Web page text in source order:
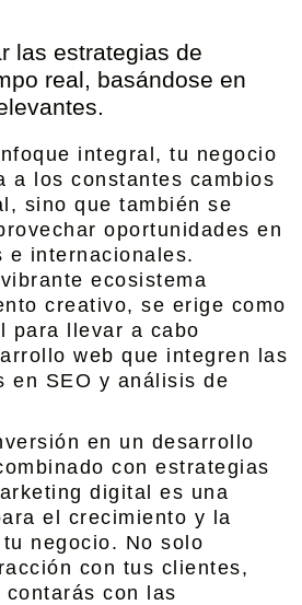
las estrategias de
real, basándose en
integral, tu negocio
a los constantes cambios
sino que también se
oportunidades en
e internacionales.
ecosistema
creativo, se erige como
para llevar a cabo
web que integren las
en SEO y análisis de
en un desarrollo
con estrategias
digital es una
el crecimiento y la
negocio. No solo
con tus clientes,
con las